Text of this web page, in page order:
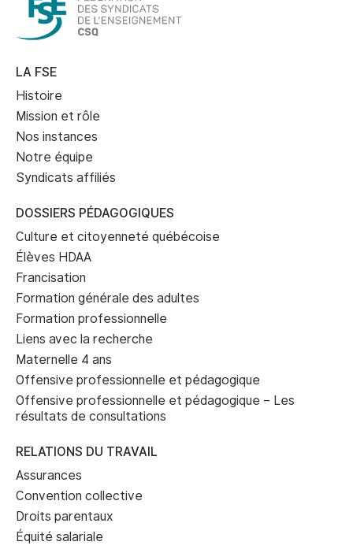
LA FSE
Histoire
Mission et rôle
Nos instances
Notre équipe
Syndicats affiliés
DOSSIERS PÉDAGOGIQUES
Culture et citoyenneté québécoise
Élèves HDAA
Francisation
Formation générale des adultes
Formation professionnelle
Liens avec la recherche
Maternelle 4 ans
Offensive professionnelle et pédagogique
Offensive professionnelle et pédagogique – Les
résultats de consultations
RELATIONS DU TRAVAIL
Assurances
Convention collective
Droits parentaux
Équité salariale